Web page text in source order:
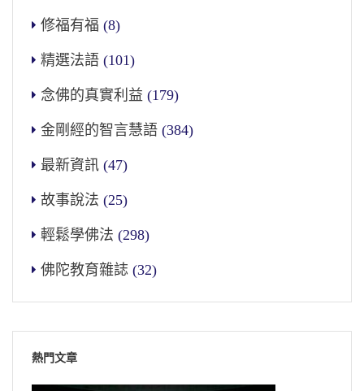
修福有福 (8)
精選法語 (101)
念佛的真實利益 (179)
金剛經的智言慧語 (384)
最新資訊 (47)
故事說法 (25)
輕鬆學佛法 (298)
佛陀教育雜誌 (32)
熱門文章